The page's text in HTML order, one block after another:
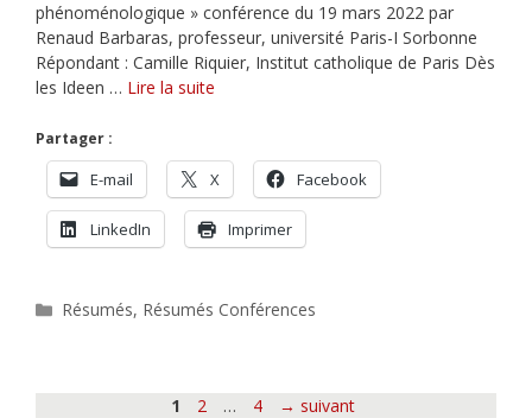
phénoménologique » conférence du 19 mars 2022 par
Renaud Barbaras, professeur, université Paris-I Sorbonne
Répondant : Camille Riquier, Institut catholique de Paris Dès
les Ideen … Lire la suite
Partager :
E-mail X Facebook
LinkedIn Imprimer
Catégories
Résumés, Résumés Conférences
Page
1 Page
2 … Page
4 → suivant